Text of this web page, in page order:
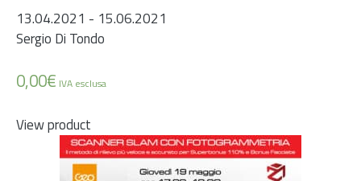
13.04.2021 - 15.06.2021
Sergio Di Tondo
0,00€ IVA esclusa
View product